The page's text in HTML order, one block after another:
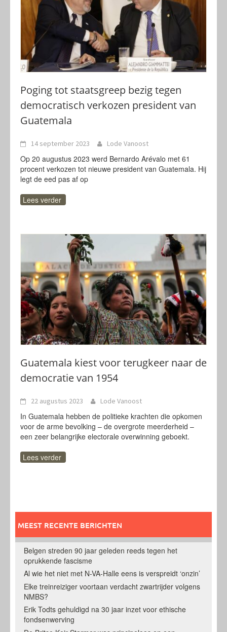
Poging tot staatsgreep bezig tegen
democratisch verkozen president van
Guatemala
14 september 2023 Lode Vanoost
Op 20 augustus 2023 werd Bernardo Arévalo met 61
procent verkozen tot nieuwe president van Guatemala. Hij
legt de eed pas af op
Lees verder
Guatemala kiest voor terugkeer naar de
democratie van 1954
22 augustus 2023 Lode Vanoost
In Guatemala hebben de politieke krachten die opkomen
voor de arme bevolking – de overgrote meerderheid –
een zeer belangrijke electorale overwinning geboekt.
Lees verder
MEEST RECENTE BERICHTEN
Belgen streden 90 jaar geleden reeds tegen het
oprukkende fascisme
Al wie het niet met N-VA-Halle eens is verspreidt ‘onzin’
Elke treinreiziger voortaan verdacht zwartrijder volgens
NMBS?
Erik Todts gehuldigd na 30 jaar inzet voor ethische
fondsenwerving